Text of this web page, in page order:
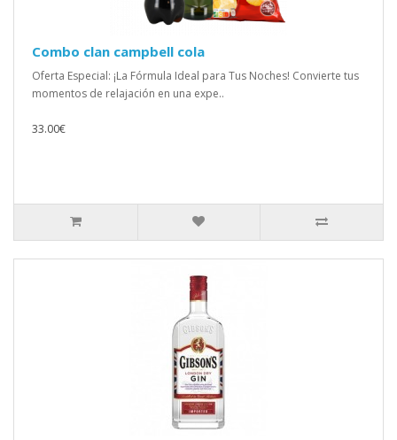
Combo clan campbell cola
Oferta Especial: ¡La Fórmula Ideal para Tus Noches! Convierte tus
momentos de relajación en una expe..
33.00€